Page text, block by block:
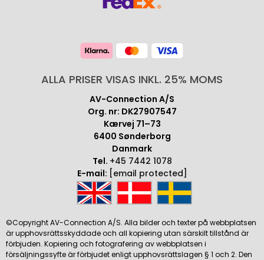
ALLA PRISER VISAS INKL. 25% MOMS
AV-Connection A/S
Org. nr: DK27907547
Kærvej 71–73
6400 Sønderborg
Danmark
Tel. +45 7442 1078
E-mail: [email protected]
©Copyright AV-Connection A/S. Alla bilder och texter på webbplatsen
är upphovsrättsskyddade och all kopiering utan särskilt tillstånd är
förbjuden. Kopiering och fotografering av webbplatsen i
försäljningssyfte är förbjudet enligt upphovsrättslagen § 1 och 2. Den